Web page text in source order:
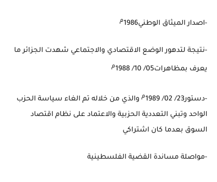
-اصدار الميثاق الوطني1986 م
-نتيجة لتدهور الوضع الاقتصادي والاجتماعي شهدت الجزائر ما
يعرف بمظاهرات05/ 10/ 1988 م
-دستور23/ 02/ 1989 م والذي من خلاله تم الغاء سياسة الحزب
الواحد وتبني التعددية الحزبية والاعتماد على نظام اقتصاد
السوق بعدما كان اشتراكي
-مواصلة مساندة القضية الفلسطينية